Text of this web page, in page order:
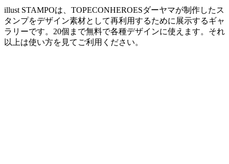
illust STAMPOは、TOPECONHEROESダーヤマが制作したス
タンプをデザイン素材として再利用するために展示するギャ
ラリーです。20個まで無料で各種デザインに使えます。それ
以上は使い方を見てご利用ください。